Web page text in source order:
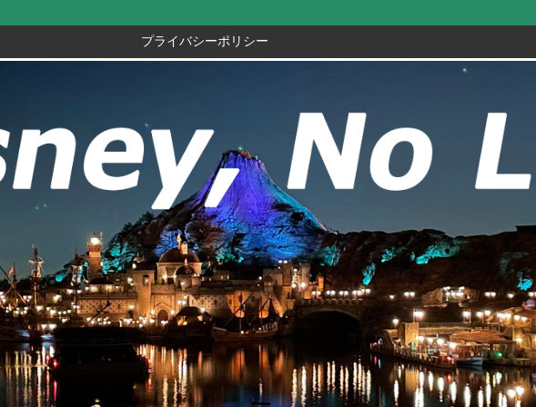
プライバシーポリシー